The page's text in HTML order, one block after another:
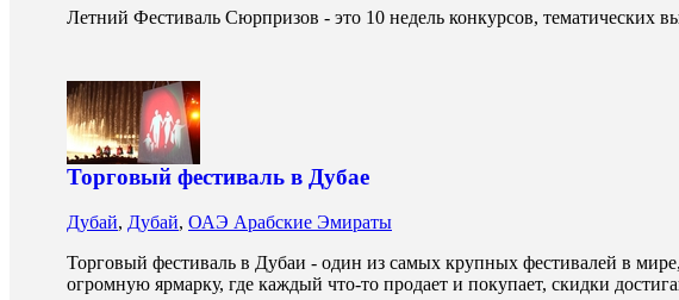
Летний Фестиваль Сюрпризов - это 10 недель конкурсов, тематических
Торговый фестиваль в Дубае
Дубай, Дубай, ОАЭ Арабские Эмираты
Торговый фестиваль в Дубаи - один из самых крупных фестивалей в
огромную ярмарку, где каждый что-то продает и покупает, скидки